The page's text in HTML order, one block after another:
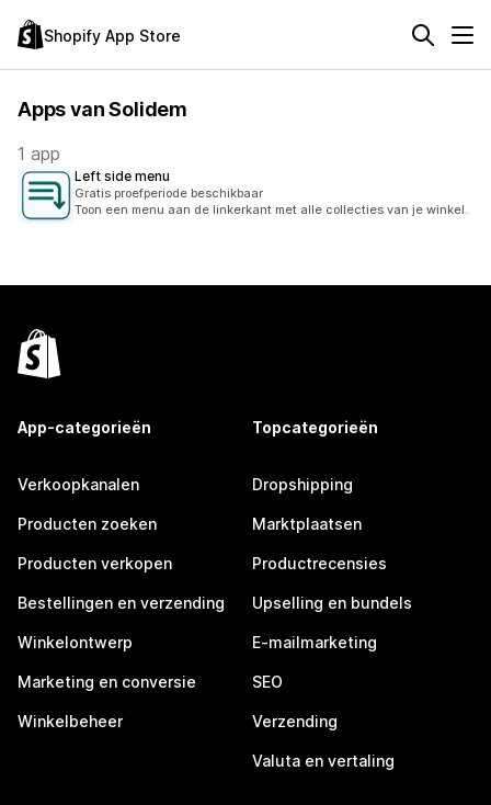
Shopify App Store
Apps van Solidem
1 app
Left side menu
Gratis proefperiode beschikbaar
Toon een menu aan de linkerkant met alle collecties van je winkel.
App-categorieën
Verkoopkanalen
Producten zoeken
Producten verkopen
Bestellingen en verzending
Winkelontwerp
Marketing en conversie
Winkelbeheer
Topcategorieën
Dropshipping
Marktplaatsen
Productrecensies
Upselling en bundels
E-mailmarketing
SEO
Verzending
Valuta en vertaling